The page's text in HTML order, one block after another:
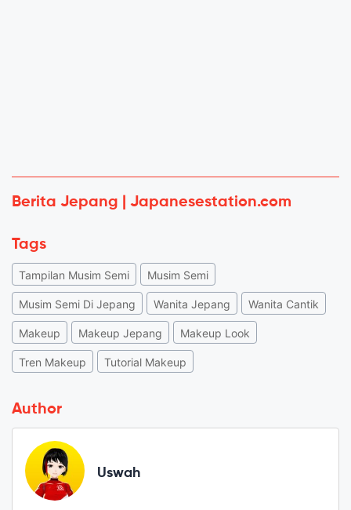
Berita Jepang | Japanesestation.com
Tags
Tampilan Musim Semi Musim Semi
Musim Semi Di Jepang Wanita Jepang Wanita Cantik
Makeup Makeup Jepang Makeup Look
Tren Makeup Tutorial Makeup
Author
Uswah